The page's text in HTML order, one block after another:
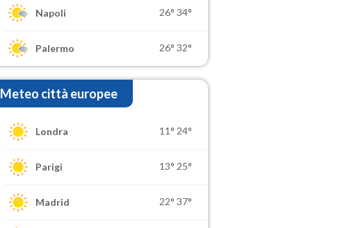
Napoli 26° 34°
Palermo 26° 32°
Meteo città europee
Londra 11° 24°
Parigi 13° 25°
Madrid 22° 37°